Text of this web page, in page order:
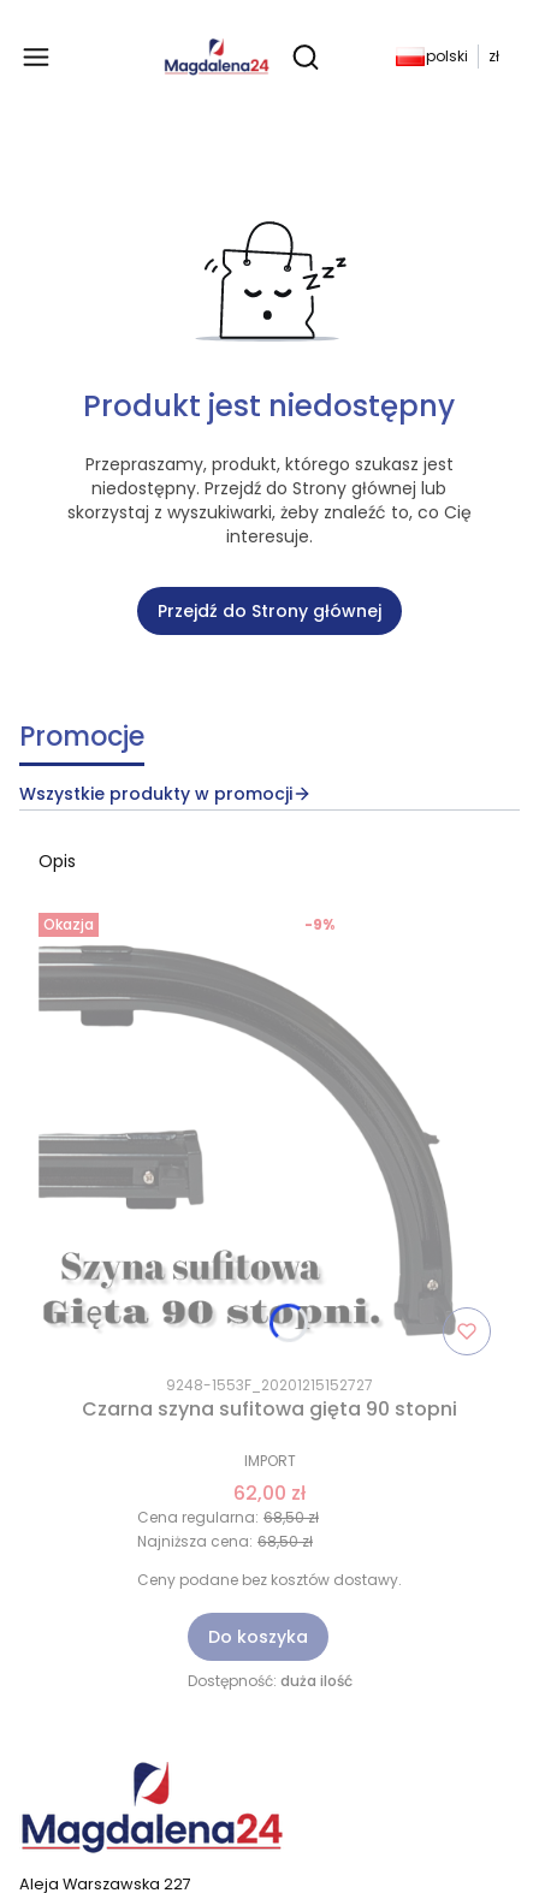
Otwórz wyszukiwarkę
Produkty w
polski zł
Produkt jest niedostępny
Przepraszamy, produkt, którego szukasz jest
niedostępny. Przejdź do Strony głównej lub
skorzystaj z wyszukiwarki, żeby znaleźć to, co Cię
interesuje.
Przejdź do Strony głównej
Promocje
Wszystkie produkty w promocji
Opis
Okazja
9248-1553F_20201215152727
Czarna szyna sufitowa gięta 90 stopni
IMPORT
62,00 zł
Cena regularna: 68,50 zł
-9%
Najniższa cena: 68,50 zł
Ceny podane bez kosztów dostawy.
Do koszyka
Dostępność: duża ilość
Aleja Warszawska 227